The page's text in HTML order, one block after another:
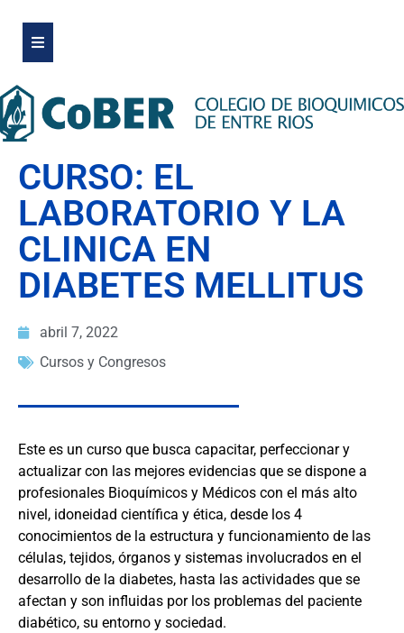
CURSO: EL
LABORATORIO Y LA
CLINICA EN
DIABETES MELLITUS
abril 7, 2022
Cursos y Congresos
Este es un curso que busca capacitar, perfeccionar y
actualizar con las mejores evidencias que se dispone a
profesionales Bioquímicos y Médicos con el más alto
nivel, idoneidad científica y ética, desde los 4
conocimientos de la estructura y funcionamiento de las
células, tejidos, órganos y sistemas involucrados en el
desarrollo de la diabetes, hasta las actividades que se
afectan y son influidas por los problemas del paciente
diabético, su entorno y sociedad.